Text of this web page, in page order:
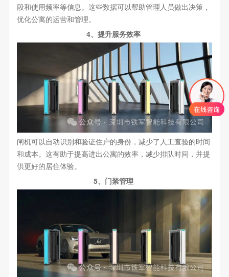
段和使用频率等信息。这些数据可以帮助管理人员做出决策，
优化公寓的运营和管理。
4、提升服务效率
闸机可以自动识别和验证住户的身份，减少了人工查验的时间
和成本。这有助于提高进出公寓的效率，减少排队时间，并提
供更好的居住体验。
5、门禁管理